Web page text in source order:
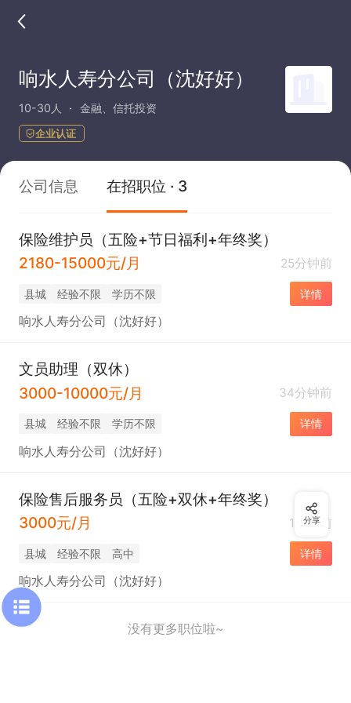
响水人寿分公司（沈好好）
10-30人 金融、信托投资
企业认证
公司信息 在招职位 · 3
保险维护员（五险+节日福利+年终奖）
2180-15000元/月
25分钟前
县城 经验不限 学历不限 详情
响水人寿分公司（沈好好）
文员助理（双休）
3000-10000元/月
34分钟前
县城 经验不限 学历不限 详情
响水人寿分公司（沈好好）
保险售后服务员（五险+双休+年终奖）
3000元/月
1小时前
县城 经验不限 高中 详情
响水人寿分公司（沈好好）
没有更多职位啦~
分享